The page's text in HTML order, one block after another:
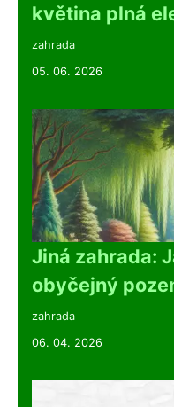
květina plná
zahrada
05. 06. 2026
Jiná zahrada:
obyčejný
zahrada
06. 04. 2026